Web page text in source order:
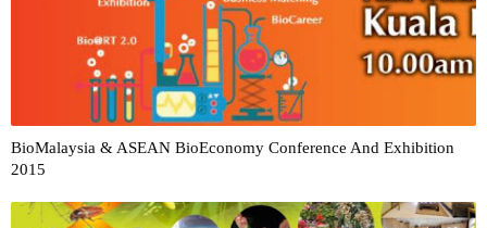
BioMalaysia & ASEAN BioEconomy Conference And Exhibition
2015